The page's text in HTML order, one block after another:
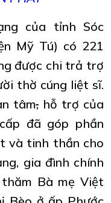
của tỉnh Sóc
Mỹ Tú) có 221
được chi trả trợ
thờ cúng liệt sĩ.
tâm,hỗ trợ của
đã góp phần
và tinh thần cho
gia đình chính
Bà mẹ Việt